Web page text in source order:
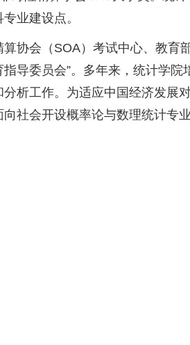
业建设点。
协会（SOA）考试中心、教育
导委员会”。多年来，统计学院
析工作。为适应中国经济发展
社会开设概率论与数理统计专